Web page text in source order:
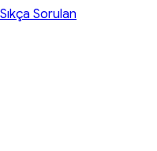
Sıkça Sorulan